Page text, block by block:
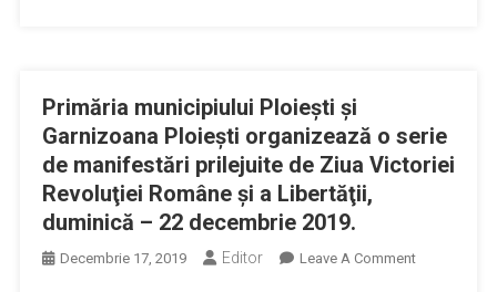
Primăria municipiului Ploieşti şi
Garnizoana Ploieşti organizează o serie
de manifestări prilejuite de Ziua Victoriei
Revoluţiei Române şi a Libertăţii,
duminică – 22 decembrie 2019.
Decembrie 17, 2019 Editor Leave A CommentOn